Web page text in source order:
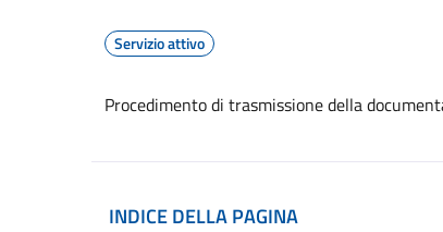
Servizio attivo
Procedimento di trasmissione della
INDICE DELLA PAGINA